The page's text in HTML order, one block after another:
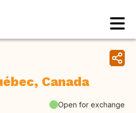
Canada
Open for exchange